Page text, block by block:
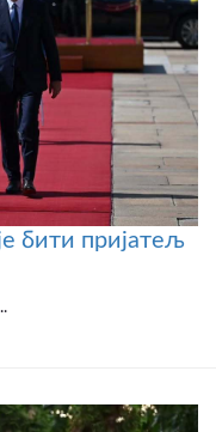
бити пријатељ